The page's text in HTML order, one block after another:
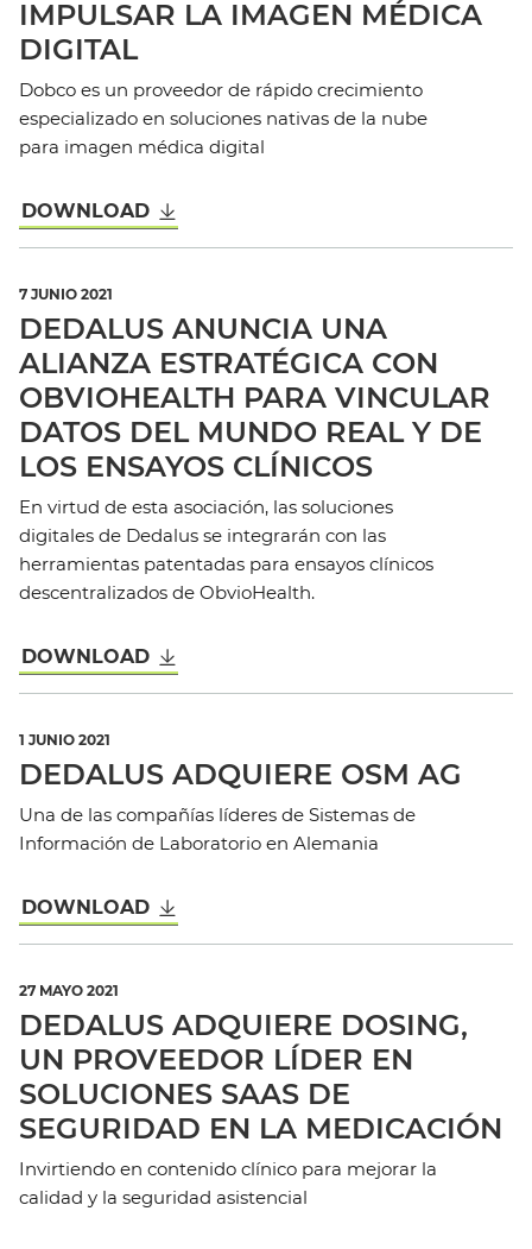
IMPULSAR LA IMAGEN MÉDICA
DIGITAL
Dobco es un proveedor de rápido crecimiento
especializado en soluciones nativas de la nube
para imagen médica digital
DOWNLOAD
7 JUNIO 2021
DEDALUS ANUNCIA UNA
ALIANZA ESTRATÉGICA CON
OBVIOHEALTH PARA VINCULAR
DATOS DEL MUNDO REAL Y DE
LOS ENSAYOS CLÍNICOS
En virtud de esta asociación, las soluciones
digitales de Dedalus se integrarán con las
herramientas patentadas para ensayos clínicos
descentralizados de ObvioHealth.
DOWNLOAD
1 JUNIO 2021
DEDALUS ADQUIERE OSM AG
Una de las compañías líderes de Sistemas de
Información de Laboratorio en Alemania
DOWNLOAD
27 MAYO 2021
DEDALUS ADQUIERE DOSING,
UN PROVEEDOR LÍDER EN
SOLUCIONES SAAS DE
SEGURIDAD EN LA MEDICACIÓN
Invirtiendo en contenido clínico para mejorar la
calidad y la seguridad asistencial